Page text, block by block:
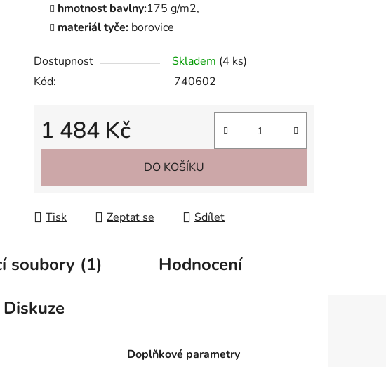
hmotnost bavlny:175 g/m2,
materiál tyče: borovice
Dostupnost Skladem (4 ks)
Kód:
740602
1 484 Kč
Měrná cena:
DO KOŠÍKU
Tisk Zeptat se Sdílet
soubory (1)
Hodnocení
Diskuze
Doplňkové parametry